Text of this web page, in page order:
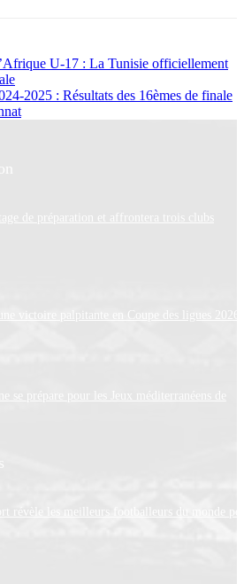
U-17 : La Tunisie officiellement
2025 : Résultats des 16èmes de finale
de préparation et affrontera trois clubs
victoire palpitante en Coupe des ligues 2026
se prépare pour les Jeux méditerranéens de
révèle les meilleurs footballeurs du monde